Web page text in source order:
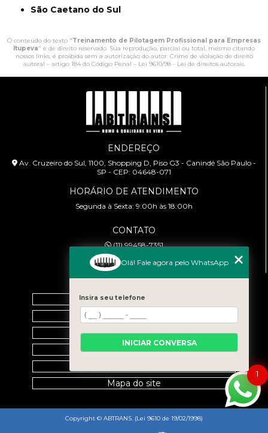
São Caetano do Sul
O conteúdo do texto "Treinamento de Pilotagem Profissional para Empresas
Itupeva" é de direito reservado. Sua reprodução, parcial ou total, mesmo citando
nossos links, é proibida sem a autorização do autor. Crime de violação de direito
autoral – artigo 184 do Código Penal – Lei 9610/98 - Lei de direitos autorais.
ENDEREÇO
Av. Cruzeiro do Sul, 1100, Shopping D, Piso G3 - Canindé São Paulo -
SP - CEP: 04648-071
HORÁRIO DE ATENDIMENTO
Segunda à Sexta: 9:00h às 18:00h
CONTATO
(11) 99458-7351
cursoabtrans@gmail.com
Home
Empresa
Galeria
Contato
Mapa do site
Copyright © ABTRANS. (Lei 9610 de 19/02/1998)
1
Olá! Fale agora pelo WhatsApp
Insira seu telefone
INICIAR CONVERSA